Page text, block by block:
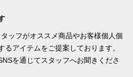
ッフがオススメ商品やお客様個人個
るアイテムをご提案しております。
を通じてスタッフへお聞きくださ